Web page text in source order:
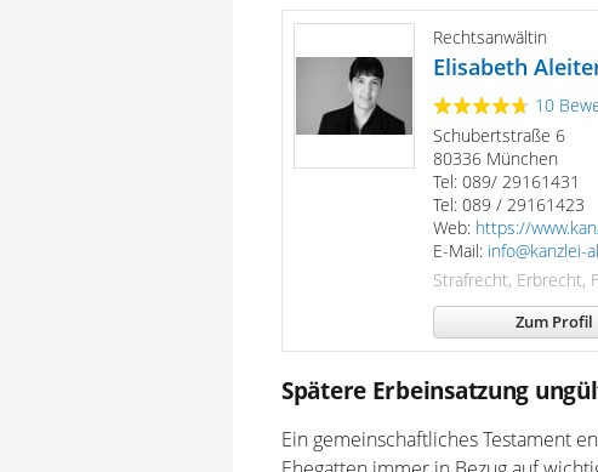
Rechtsanwältin
Elisabeth
10
Schubertstraße 6
80336 München
Tel: 089/ 29161431
Tel: 089 / 29161423
Web: https://
E-Mail: info@kanzlei-
Strafrecht, Erbrecht,
Zum Profil
Spätere Erbeinsatzung
Ein gemeinschaftliches Testament